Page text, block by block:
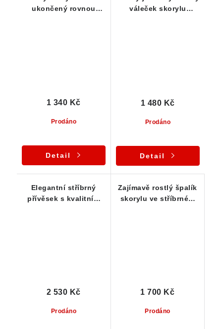
ukončený rovnou
Prodáno
1 340 Kč
Detail
váleček skorylu
Prodáno
1 480 Kč
Detail
Elegantní stříbrný
přívěsek s kvalitním
Prodáno
2 530 Kč
Zajímavě rostlý špalík
skorylu ve stříbrném
Prodáno
1 700 Kč